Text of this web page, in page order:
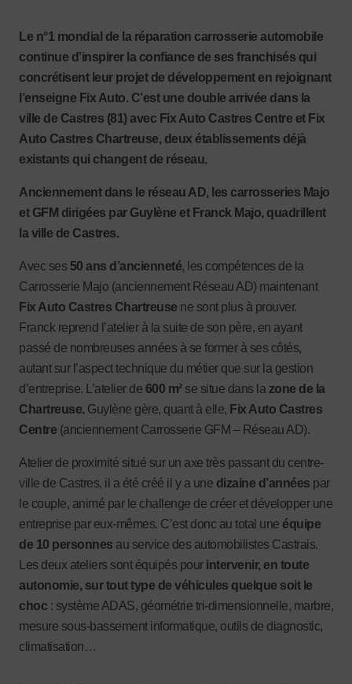
Le n°1 mondial de la réparation carrosserie automobile
continue d’inspirer la confiance de ses franchisés qui
concrétisent leur projet de développement en rejoignant
l’enseigne Fix Auto. C’est une double arrivée dans la
ville de Castres (81) avec Fix Auto Castres Centre et Fix
Auto Castres Chartreuse, deux établissements déjà
existants qui changent de réseau.
Anciennement dans le réseau AD, les carrosseries Majo
et GFM dirigées par Guylène et Franck Majo, quadrillent
la ville de Castres.
Avec ses 50 ans d’ancienneté, les compétences de la
Carrosserie Majo (anciennement Réseau AD) maintenant
Fix Auto Castres Chartreuse ne sont plus à prouver.
Franck reprend l’atelier à la suite de son père, en ayant
passé de nombreuses années à se former à ses côtés,
autant sur l’aspect technique du métier que sur la gestion
d’entreprise. L’atelier de 600 m²se situe dans la zone de la
Chartreuse. Guylène gère, quant à elle, Fix Auto Castres
Centre (anciennement Carrosserie GFM – Réseau AD).
Atelier de proximité situé sur un axe très passant du centre-
ville de Castres, il a été créé il y a une dizaine d’années par
le couple, animé par le challenge de créer et développer une
entreprise par eux-mêmes. C’est donc au total une équipe
de 10 personnes au service des automobilistes Castrais.
Les deux ateliers sont équipés pour intervenir, en toute
autonomie, sur tout type de véhicules quelque soit le
choc : système ADAS, géométrie tri-dimensionnelle, marbre,
mesure sous-bassement informatique, outils de diagnostic,
climatisation…